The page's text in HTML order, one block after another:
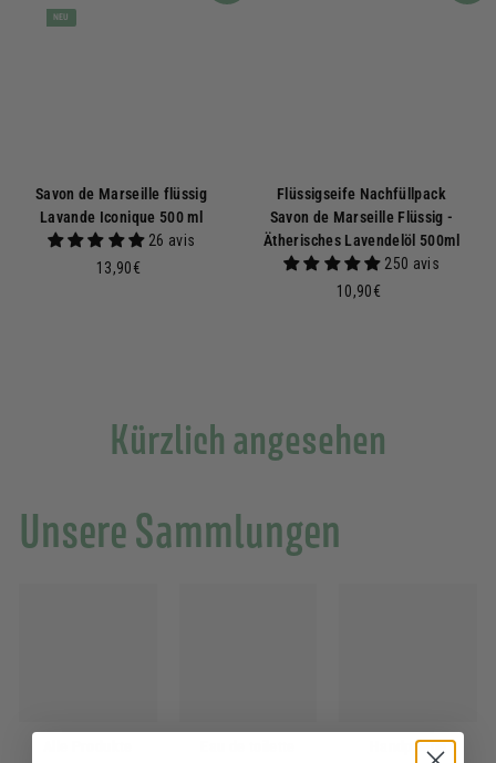
NEU
Savon de Marseille flüssig
Lavande Iconique 500 ml
26 avis
13,90€
Flüssigseife Nachfüllpack
Savon de Marseille Flüssig -
Ätherisches Lavendelöl 500ml
250 avis
10,90€
Kürzlich angesehen
Unsere Sammlungen
Handpflege